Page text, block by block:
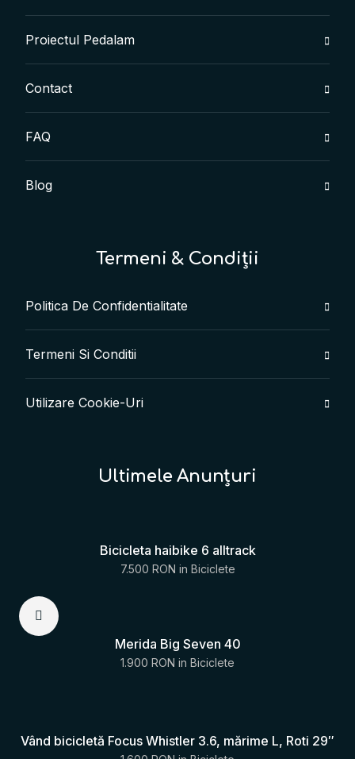
Proiectul Pedalam
Contact
FAQ
Blog
Termeni & Condiții
Politica De Confidentialitate
Termeni Si Conditii
Utilizare Cookie-Uri
Ultimele Anunțuri
Bicicleta haibike 6 alltrack
7.500 RON in Biciclete
Merida Big Seven 40
1.900 RON in Biciclete
Vând bicicletă Focus Whistler 3.6, mărime L, Roti 29″